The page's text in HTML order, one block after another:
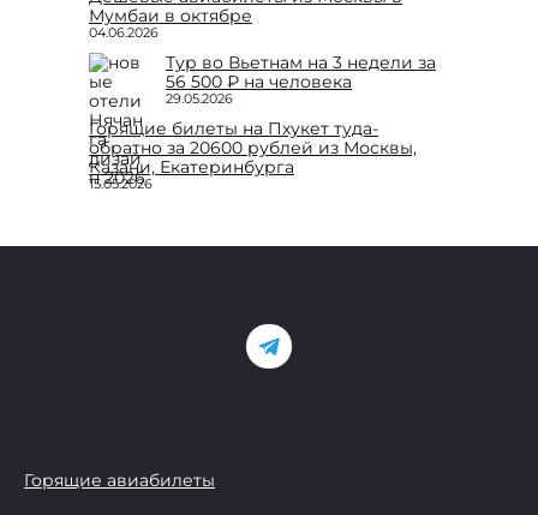
Мумбаи в октябре
04.06.2026
Тур во Вьетнам на 3 недели за
56 500 ₽ на человека
29.05.2026
Горящие билеты на Пхукет туда-
обратно за 20600 рублей из Москвы,
Казани, Екатеринбурга
15.05.2026
Горящие авиабилеты